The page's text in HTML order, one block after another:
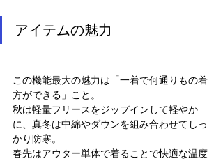
アイテムの魅力
この機能最大の魅力は「一着で何通りもの着
方ができる」こと。
秋は軽量フリースをジップインして軽やか
に、真冬は中綿やダウンを組み合わせてしっ
かり防寒。
春先はアウター単体で着ることで快適な温度